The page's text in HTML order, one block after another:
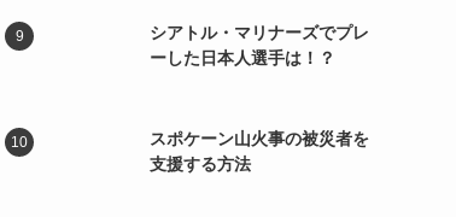
シアトル・マリナーズでプレ
ーした日本人選手は！？
スポケーン山火事の被災者を
支援する方法